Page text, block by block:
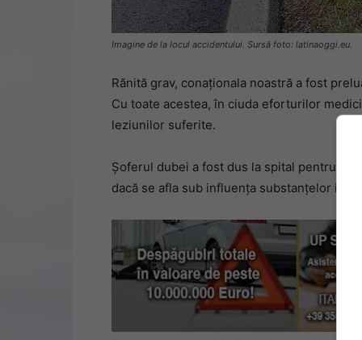
Imagine de la locul accidentului. Sursă foto: latinaoggi.eu.
Rănită grav, conaționala noastră a fost
Cu toate acestea, în ciuda eforturilor
leziunilor suferite.
Șoferul dubei a fost dus la spital pentru
dacă se afla sub influența substanțelor